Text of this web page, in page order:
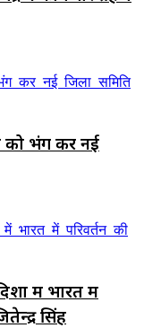
को भंग कर नई
में भारत में
सिंह